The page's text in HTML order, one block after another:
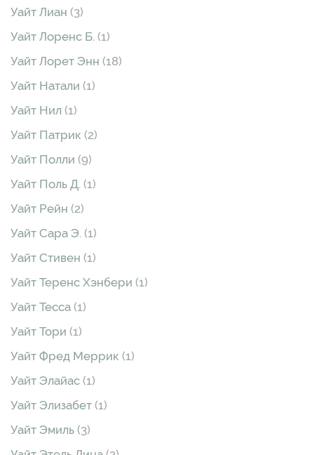
Уайт Лиан (3)
Уайт Лоренс Б. (1)
Уайт Лорет Энн (18)
Уайт Натали (1)
Уайт Нил (1)
Уайт Патрик (2)
Уайт Полли (9)
Уайт Поль Д. (1)
Уайт Рейн (2)
Уайт Сара Э. (1)
Уайт Стивен (1)
Уайт Теренс Хэнбери (1)
Уайт Тесса (1)
Уайт Тори (1)
Уайт Фред Меррик (1)
Уайт Элайас (1)
Уайт Элизабет (1)
Уайт Эмиль (3)